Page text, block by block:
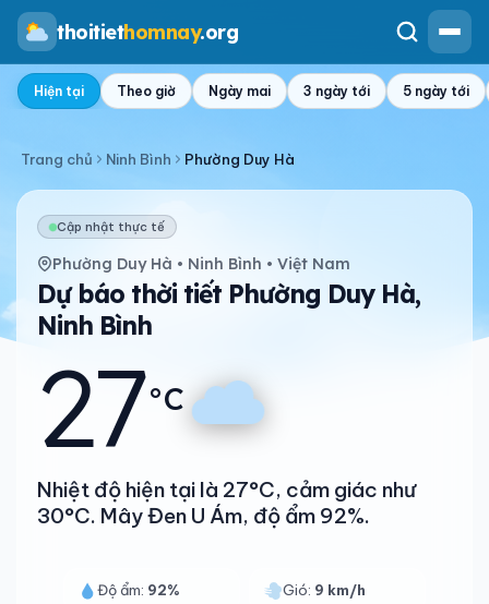
thoitiethomnay.org
Hiện tại Theo giờ Ngày mai 3 ngày tới 5 ngày tới
Trang chủ Ninh Bình Phường Duy Hà
Cập nhật thực tế
Phường Duy Hà • Ninh Bình • Việt Nam
Dự báo thời tiết Phường Duy Hà,
Ninh Bình
27°C
Nhiệt độ hiện tại là 27°C, cảm giác như
30°C. Mây Đen U Ám, độ ẩm 92%.
Độ ẩm: 92% Gió: 9 km/h